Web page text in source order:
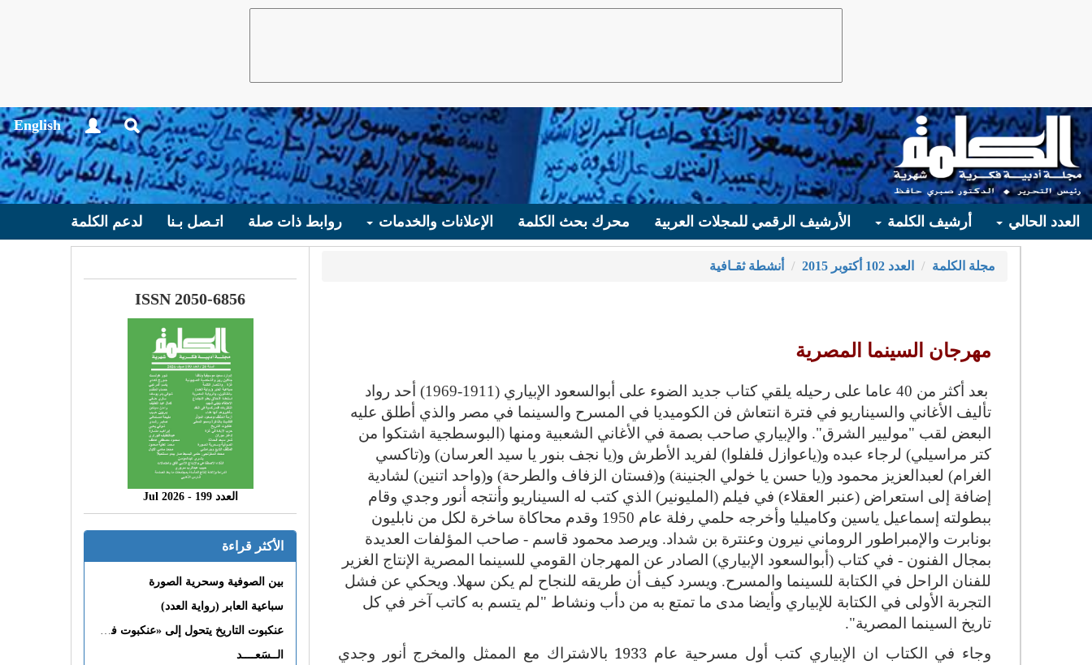
English
العدد الحالي أرشيف الكلمة الأرشيف الرقمي للمجلات العربية محرك بحث الكلمة الإعلانات والخدمات روابط ذات صلة اتـصل بـنا لدعم الكلمة
مجلة الكلمة العدد 102 أكتوبر 2015 أنشطة ثقـافية
مهرجان السينما المصرية
بعد أكثر من 40 عاما على رحيله يلقي كتاب جديد الضوء على أبوالسعود الإبياري (1911-1969) أحد رواد
تأليف الأغاني والسيناريو في فترة انتعاش فن الكوميديا في المسرح والسينما في مصر والذي أطلق عليه
البعض لقب "موليير الشرق". والإبياري صاحب بصمة في الأغاني الشعبية ومنها (البوسطجية اشتكوا من
كتر مراسيلي) لرجاء عبده و(ياعوازل فلفلوا) لفريد الأطرش و(يا نجف بنور يا سيد العرسان) و(تاكسي
الغرام) لعبدالعزيز محمود و(يا حسن يا خولي الجنينة) و(فستان الزفاف والطرحة) و(واحد اتنين) لشادية
إضافة إلى استعراض (عنبر العقلاء) في فيلم (المليونير) الذي كتب له السيناريو وأنتجه أنور وجدي وقام
ببطولته إسماعيل ياسين وكاميليا وأخرجه حلمي رفلة عام 1950 وقدم محاكاة ساخرة لكل من نابليون
بونابرت والإمبراطور الروماني نيرون وعنترة بن شداد. ويرصد محمود قاسم - صاحب المؤلفات العديدة
بمجال الفنون - في كتاب (أبوالسعود الإبياري) الصادر عن المهرجان القومي للسينما المصرية الإنتاج الغزير
للفنان الراحل في الكتابة للسينما والمسرح. ويسرد كيف أن طريقه للنجاح لم يكن سهلا. ويحكي عن فشل
التجربة الأولى في الكتابة للإبياري وأيضا مدى ما تمتع به من دأب ونشاط "لم يتسم به كاتب آخر في كل
تاريخ السينما المصرية".
وجاء في الكتاب ان الإبياري كتب أول مسرحية عام 1933 بالاشتراك مع الممثل والمخرج أنور وجدي
ISSN 2050-6856
العدد 199 - 2026 Jul
الأكثر قراءة
بين الصوفية وسحرية الصورة
سباعية العابر (رواية العدد)
عنكبوت التاريخ يتحول إلى «عنكبوت فى القلب»
الــسَعــــد